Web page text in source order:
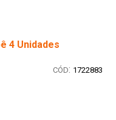
4 Unidades
: 1722883